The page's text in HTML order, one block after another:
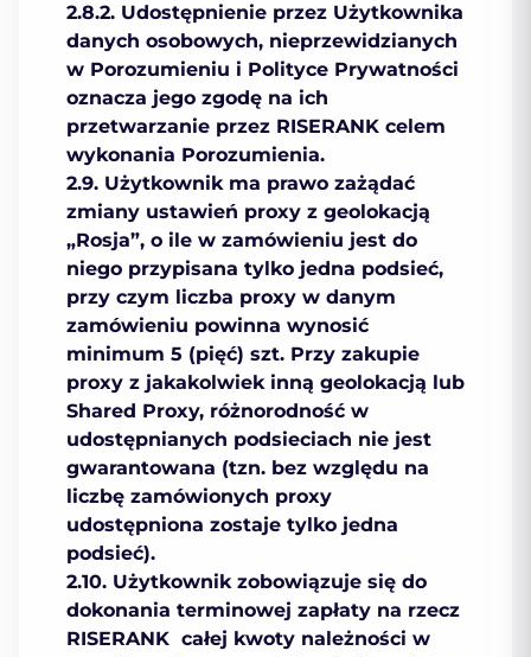
2.8.2. Udostępnienie przez Użytkownika
danych osobowych, nieprzewidzianych
w Porozumieniu i Polityce Prywatności
oznacza jego zgodę na ich
przetwarzanie przez RISERANK celem
wykonania Porozumienia.
2.9. Użytkownik ma prawo zażądać
zmiany ustawień proxy z geolokacją
„Rosja”, o ile w zamówieniu jest do
niego przypisana tylko jedna podsieć,
przy czym liczba proxy w danym
zamówieniu powinna wynosić
minimum 5 (pięć) szt. Przy zakupie
proxy z jakakolwiek inną geolokacją lub
Shared Proxy, różnorodność w
udostępnianych podsieciach nie jest
gwarantowana (tzn. bez względu na
liczbę zamówionych proxy
udostępniona zostaje tylko jedna
podsieć).
2.10. Użytkownik zobowiązuje się do
dokonania terminowej zapłaty na rzecz
RISERANK całej kwoty należności w